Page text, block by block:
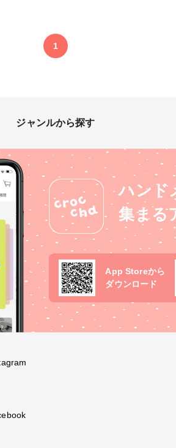
1
ジャンルから探す
ハンド
集まる
App Storeから
ダウンロード